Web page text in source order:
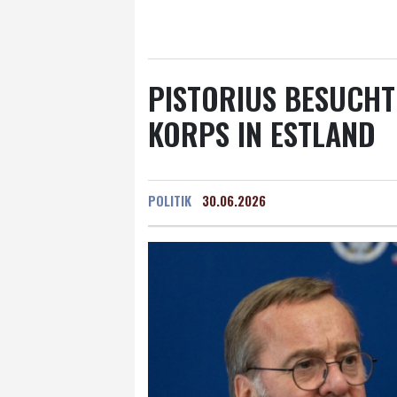
PISTORIUS
KORPS IN ESTLAND
POLITIK 30.06.2026